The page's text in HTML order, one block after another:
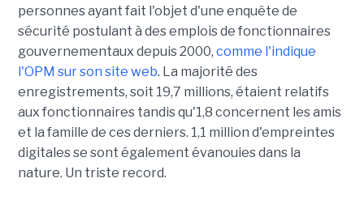
personnes ayant fait l'objet d'une enquête de
sécurité postulant à des emplois de fonctionnaires
gouvernementaux depuis 2000, comme l'indique
l'OPM sur son site web. La majorité des
enregistrements, soit 19,7 millions, étaient relatifs
aux fonctionnaires tandis qu'1,8 concernent les amis
et la famille de ces derniers. 1,1 million d'empreintes
digitales se sont également évanouies dans la
nature. Un triste record.